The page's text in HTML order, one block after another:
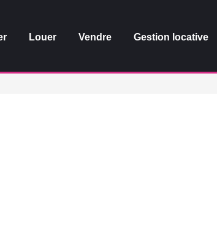
Louer Vendre Gestion locative